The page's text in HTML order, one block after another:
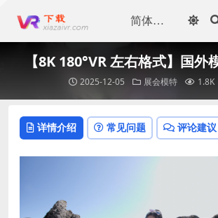
【8K 180°VR 左右格式】国外
2025-12-05 展会模特 1.8K
详情介绍 常见问题 评论建议